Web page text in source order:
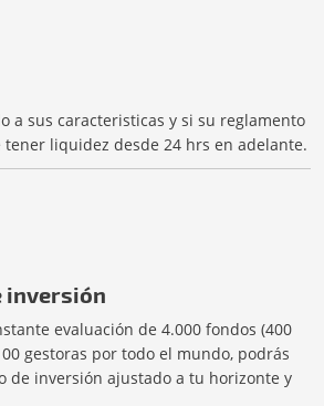
a sus caracteristicas y si su reglamento
liquidez desde 24 hrs en adelante.
inversión
evaluación de 4.000 fondos (400
gestoras por todo el mundo, podrás
de inversión ajustado a tu horizonte y